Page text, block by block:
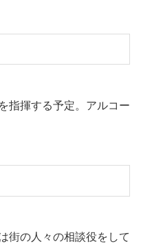
指揮する予定。アルコー
街の人々の相談役をして